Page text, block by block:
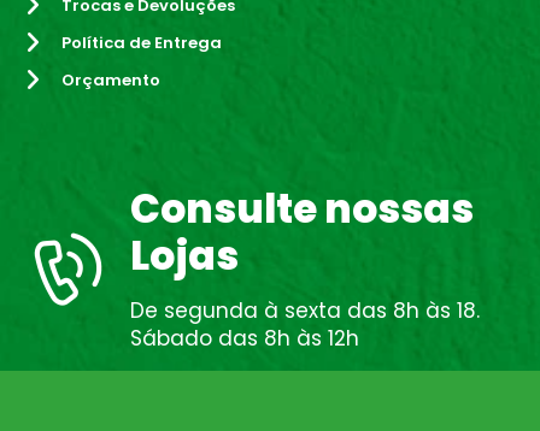
Trocas e Devoluções
Política de Entrega
Orçamento
Consulte nossas
Lojas
De segunda à sexta das 8h às 18.
Sábado das 8h às 12h